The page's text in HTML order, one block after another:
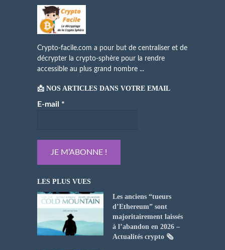
Crypto-facile.com a pour but de centraliser et de
décrypter la crypto-sphère pour la rendre
accessible au plus grand nombre ...
📩 NOS ARTICLES DANS VOTRE EMAIL
E-mail *
LES PLUS VUES
Les anciens “tueurs
d’Ethereum” sont
majoritairement laissés
à l’abandon en 2026 –
Actualités crypto 🗞️